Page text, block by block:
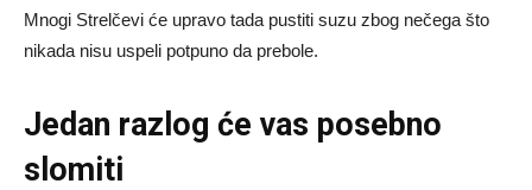
Mnogi Strelčevi će upravo tada pustiti suzu zbog nečega što
nikada nisu uspeli potpuno da prebole.
Jedan razlog će vas posebno
slomiti